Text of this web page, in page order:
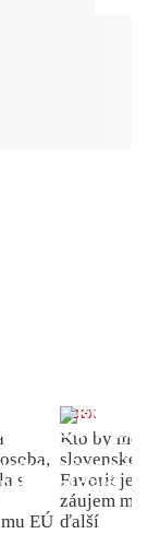
s
EÚ
INDEX
Kto by
slovenské
Favorit je
záujem
ďalší